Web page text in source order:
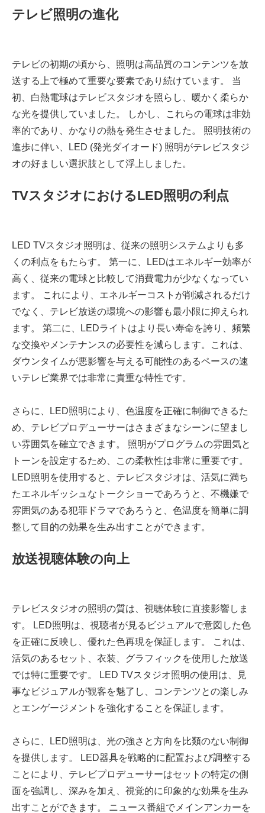
テレビ照明の進化
テレビの初期の頃から、照明は高品質のコンテンツを放
送する上で極めて重要な要素であり続けています。 当
初、白熱電球はテレビスタジオを照らし、暖かく柔らか
な光を提供していました。 しかし、これらの電球は非効
率的であり、かなりの熱を発生させました。 照明技術の
進歩に伴い、LED (発光ダイオード) 照明がテレビスタジ
オの好ましい選択肢として浮上しました。
TVスタジオにおけるLED照明の利点
LED TVスタジオ照明は、従来の照明システムよりも多
くの利点をもたらす。 第一に、LEDはエネルギー効率が
高く、従来の電球と比較して消費電力が少なくなってい
ます。 これにより、エネルギーコストが削減されるだけ
でなく、テレビ放送の環境への影響も最小限に抑えられ
ます。 第二に、LEDライトはより長い寿命を誇り、頻繁
な交換やメンテナンスの必要性を減らします。これは、
ダウンタイムが悪影響を与える可能性のあるペースの速
いテレビ業界では非常に貴重な特性です。
さらに、LED照明により、色温度を正確に制御できるた
め、テレビプロデューサーはさまざまなシーンに望まし
い雰囲気を確立できます。 照明がプログラムの雰囲気と
トーンを設定するため、この柔軟性は非常に重要です。
LED照明を使用すると、テレビスタジオは、活気に満ち
たエネルギッシュなトークショーであろうと、不機嫌で
雰囲気のある犯罪ドラマであろうと、色温度を簡単に調
整して目的の効果を生み出すことができます。
放送視聴体験の向上
テレビスタジオの照明の質は、視聴体験に直接影響しま
す。 LED照明は、視聴者が見るビジュアルで意図した色
を正確に反映し、優れた色再現を保証します。 これは、
活気のあるセット、衣装、グラフィックを使用した放送
では特に重要です。 LED TVスタジオ照明の使用は、見
事なビジュアルが観客を魅了し、コンテンツとの楽しみ
とエンゲージメントを強化することを保証します。
さらに、LED照明は、光の強さと方向を比類のない制御
を提供します。 LED器具を戦略的に配置および調整する
ことにより、テレビプロデューサーはセットの特定の側
面を強調し、深みを加え、視覚的に印象的な効果を生み
出すことができます。 ニュース番組でメインアンカーを